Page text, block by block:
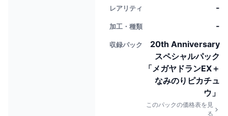
レアリティ -
加工・種類 -
収録パック
20th Anniversary
スペシャルパック
「メガヤドランEX＋
なみのりピカチュ
ウ」
このパックの価格表を見
る